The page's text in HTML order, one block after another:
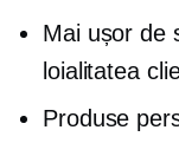
Mai ușor de
loialitatea
Produse